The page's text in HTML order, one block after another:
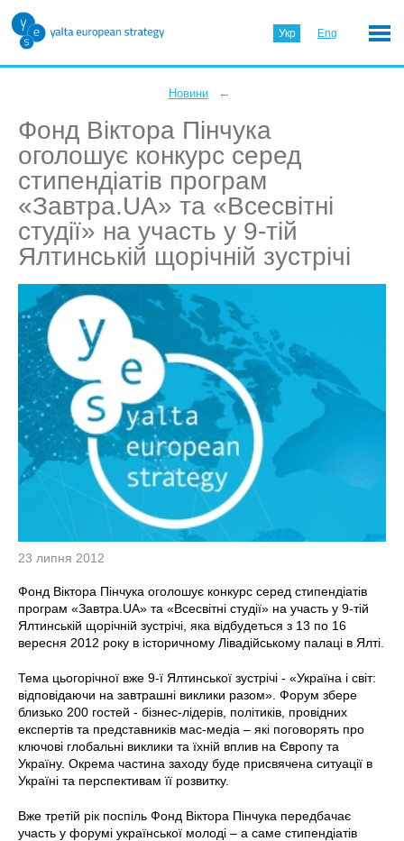
Укр Eng
Новини ←
Фонд Віктора Пінчука
оголошує конкурс серед
стипендіатів програм
«Завтра.UA» та «Всесвітні
студії» на участь у 9-тій
Ялтинській щорічній зустрічі
23 липня 2012
Фонд Віктора Пінчука оголошує конкурс серед стипендіатів
програм «Завтра.UA» та «Всесвітні студії» на участь у 9-тій
Ялтинській щорічній зустрічі, яка відбудеться з 13 по 16
вересня 2012 року в історичному Лівадійському палаці в Ялті.
Тема цьогорічної вже 9-ї Ялтинської зустрічі - «Україна і світ:
відповідаючи на завтрашні виклики разом». Форум збере
близько 200 гостей - бізнес-лідерів, політиків, провідних
експертів та представників мас-медіа – які поговорять про
ключові глобальні виклики та їхній вплив на Європу та
Україну. Окрема частина заходу буде присвячена ситуації в
Україні та перспективам її розвитку.
Вже третій рік поспіль Фонд Віктора Пінчука передбачає
участь у форумі української молоді – а саме стипендіатів